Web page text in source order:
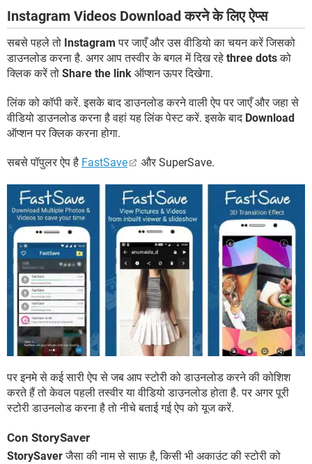
Instagram Videos Download करने के लिए ऐप्स
सबसे पहले तो Instagram पर जाएँ और उस वीडियो का चयन करें जिसको
डाउनलोड करना है. अगर आप तस्वीर के बगल में दिख रहे three dotsको
क्लिक करें तो Share the link ऑप्शन ऊपर दिखेगा.
लिंक को कॉपी करें. इसके बाद डाउनलोड करने वाली ऐप पर जाएँ और जहा से
वीडियो डाउनलोड करना है वहां यह लिंक पेस्ट करें. इसके बाद Download
ऑप्शन पर क्लिक करना होगा.
सबसे पॉपुलर ऐप है FastSave और SuperSave.
पर इनमे से कई सारी ऐप से जब आप स्टोरी को डाउनलोड करने की कोशिश
करते हैं तो केवल पहली तस्वीर या वीडियो डाउनलोड होता है. पर अगर पूरी
स्टोरी डाउनलोड करना है तो नीचे बताई गई ऐप को यूज करें.
Con StorySaver
StorySaverजैसा की नाम से साफ़ है, किसी भी अकाउंट की स्टोरी को